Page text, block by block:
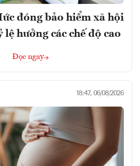
đóng bảo hiểm xã hội
hưởng các chế độ cao
Đọc ngay
18:47, 06/08/2026